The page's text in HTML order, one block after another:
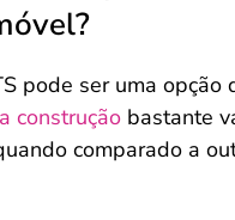
pode ser uma opção
construção bastante
comparado a